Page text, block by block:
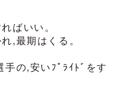
ばいい。
,最期はくる。
の,安いﾌﾟﾗｲﾄﾞをす